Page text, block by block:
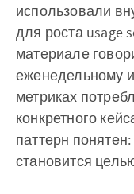
использовали
для роста usage
материале
еженедельному
метриках
конкретного
паттерн
становится